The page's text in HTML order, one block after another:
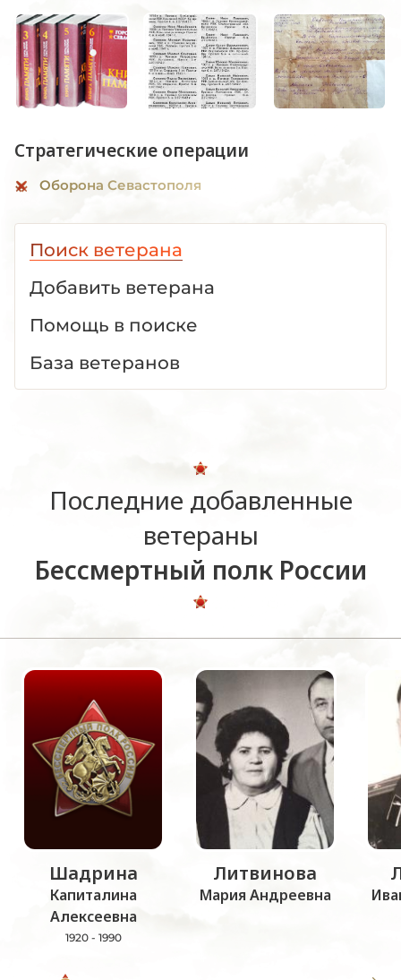
Стратегические операции
Оборона Севастополя
Поиск ветерана
Добавить ветерана
Помощь в поиске
База ветеранов
Последние добавленные
ветераны
Бессмертный полк России
Шадрина
Капиталина
Алексеевна
1920 - 1990
Литвинова
Мария Андреевна